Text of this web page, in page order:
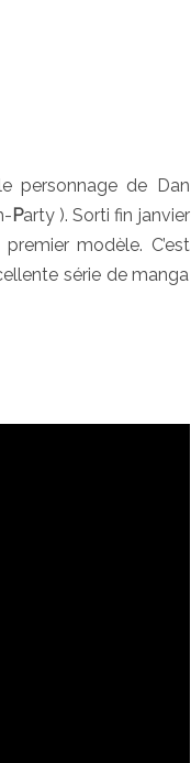
personnage de Dan
Party ). Sorti fin janvier
modèle. C’est
série de manga